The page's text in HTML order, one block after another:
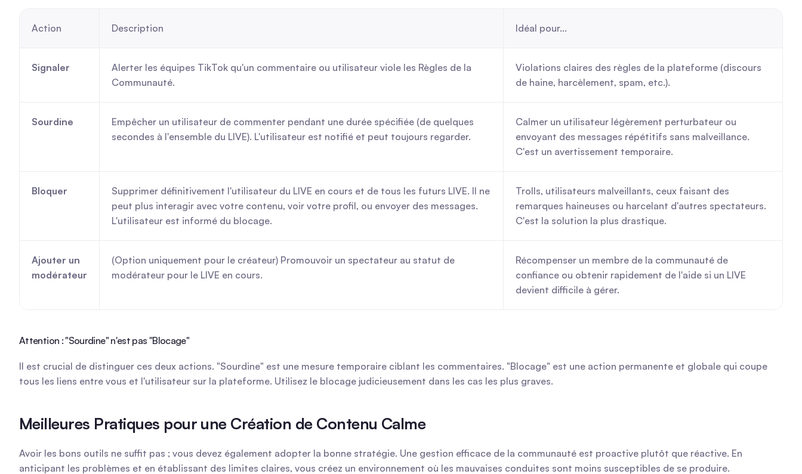
Action Description Idéal pour...
Signaler
Alerter les équipes TikTok qu'un commentaire ou utilisateur viole les Règles de la
Communauté.
Violations claires des règles de la plateforme (discours
de haine, harcèlement, spam, etc.).
Sourdine
Empêcher un utilisateur de commenter pendant une durée spécifiée (de quelques
secondes à l'ensemble du LIVE). L'utilisateur est notifié et peut toujours regarder.
Calmer un utilisateur légèrement perturbateur ou
envoyant des messages répétitifs sans malveillance.
C'est un avertissement temporaire.
Bloquer
Supprimer définitivement l'utilisateur du LIVE en cours et de tous les futurs LIVE. Il ne
peut plus interagir avec votre contenu, voir votre profil, ou envoyer des messages.
L'utilisateur est informé du blocage.
Trolls, utilisateurs malveillants, ceux faisant des
remarques haineuses ou harcelant d'autres spectateurs.
C'est la solution la plus drastique.
Ajouter un
modérateur
(Option uniquement pour le créateur) Promouvoir un spectateur au statut de
modérateur pour le LIVE en cours.
Récompenser un membre de la communauté de
confiance ou obtenir rapidement de l'aide si un LIVE
devient difficile à gérer.
Attention : "Sourdine" n'est pas "Blocage"
Il est crucial de distinguer ces deux actions. "Sourdine" est une mesure temporaire ciblant les commentaires. "Blocage" est une action permanente et globale qui coupe
tous les liens entre vous et l'utilisateur sur la plateforme. Utilisez le blocage judicieusement dans les cas les plus graves.
Meilleures Pratiques pour une Création de Contenu Calme
Avoir les bons outils ne suffit pas ; vous devez également adopter la bonne stratégie. Une gestion efficace de la communauté est proactive plutôt que réactive. En
anticipant les problèmes et en établissant des limites claires, vous créez un environnement où les mauvaises conduites sont moins susceptibles de se produire.